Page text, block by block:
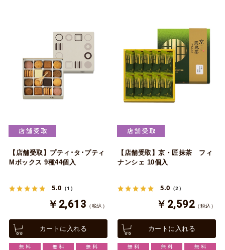
【店舗受取】プティ･タ･プティ
Mボックス 9種44個入
5.0 （1）
￥2,613 （税込）
カートに入れる
【店舗受取】京・匠抹茶 フィ
ナンシェ 10個入
5.0 （2）
￥2,592 （税込）
カートに入れる